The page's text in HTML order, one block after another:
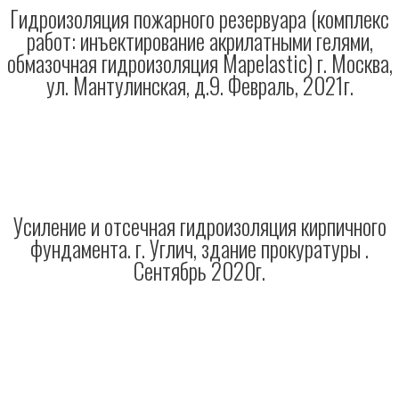
Гидроизоляция пожарного резервуара (комплекс
работ: инъектирование акрилатными гелями,
обмазочная гидроизоляция Mapelastic) г. Москва,
ул. Мантулинская, д.9. Февраль, 2021г.
Усиление и отсечная гидроизоляция кирпичного
фундамента. г. Углич, здание прокуратуры .
Сентябрь 2020г.